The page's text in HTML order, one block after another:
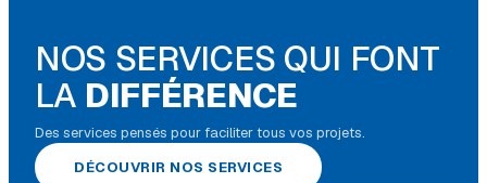
NOS SERVICES QUI FONT
LA DIFFÉRENCE
Des services pensés pour faciliter tous vos projets.
DÉCOUVRIR NOS SERVICES